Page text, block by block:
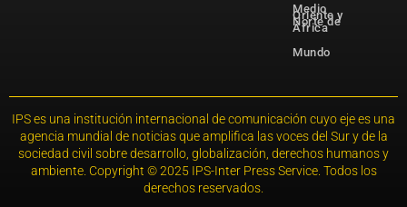
Medio
Oriente y
Norte de
África
Mundo
IPS es una institución internacional de comunicación cuyo eje es una
agencia mundial de noticias que amplifica las voces del Sur y de la
sociedad civil sobre desarrollo, globalización, derechos humanos y
ambiente. Copyright © 2025 IPS-Inter Press Service. Todos los
derechos reservados.